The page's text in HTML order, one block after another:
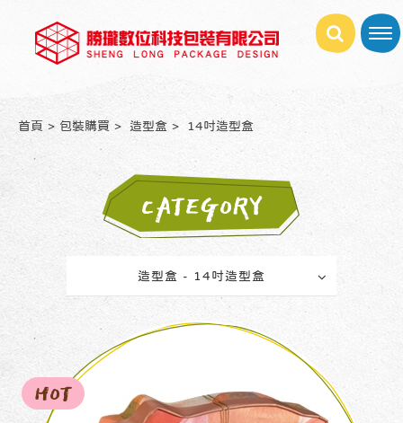
首頁 包裝購買 造型盒 14吋造型盒
CATEGORY
造型盒 - 14吋造型盒
HOT